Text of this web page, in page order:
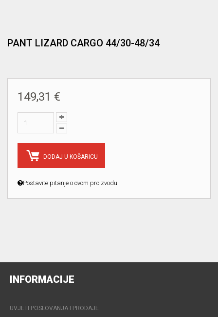
PANT LIZARD CARGO 44/30-48/34
149,31 €
DODAJ U KOŠARICU
Postavite pitanje o ovom proizvodu
INFORMACIJE
UVJETI POSLOVANJA I PRODAJE